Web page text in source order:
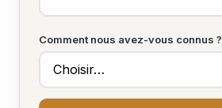
Comment nous avez-vous connus ?